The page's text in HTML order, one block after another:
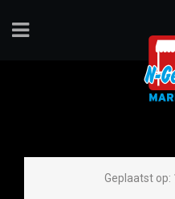
Geplaatst op: